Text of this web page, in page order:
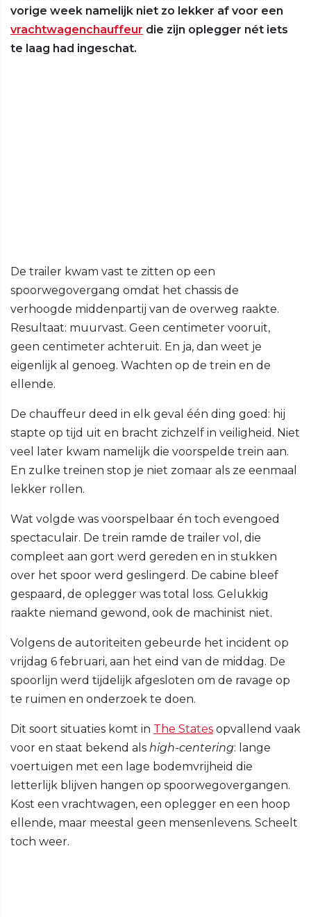
vorige week namelijk niet zo lekker af voor een
vrachtwagenchauffeur die zijn oplegger nét iets
te laag had ingeschat.
De trailer kwam vast te zitten op een
spoorwegovergang omdat het chassis de
verhoogde middenpartij van de overweg raakte.
Resultaat: muurvast. Geen centimeter vooruit,
geen centimeter achteruit. En ja, dan weet je
eigenlijk al genoeg. Wachten op de trein en de
ellende.
De chauffeur deed in elk geval één ding goed: hij
stapte op tijd uit en bracht zichzelf in veiligheid. Niet
veel later kwam namelijk die voorspelde trein aan.
En zulke treinen stop je niet zomaar als ze eenmaal
lekker rollen.
Wat volgde was voorspelbaar én toch evengoed
spectaculair. De trein ramde de trailer vol, die
compleet aan gort werd gereden en in stukken
over het spoor werd geslingerd. De cabine bleef
gespaard, de oplegger was total loss. Gelukkig
raakte niemand gewond, ook de machinist niet.
Volgens de autoriteiten gebeurde het incident op
vrijdag 6 februari, aan het eind van de middag. De
spoorlijn werd tijdelijk afgesloten om de ravage op
te ruimen en onderzoek te doen.
Dit soort situaties komt in The States opvallend vaak
voor en staat bekend als high-centering: lange
voertuigen met een lage bodemvrijheid die
letterlijk blijven hangen op spoorwegovergangen.
Kost een vrachtwagen, een oplegger en een hoop
ellende, maar meestal geen mensenlevens. Scheelt
toch weer.